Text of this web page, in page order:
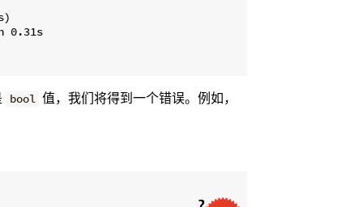
0.31s
bool 值，我们将得到一个错误。例如，